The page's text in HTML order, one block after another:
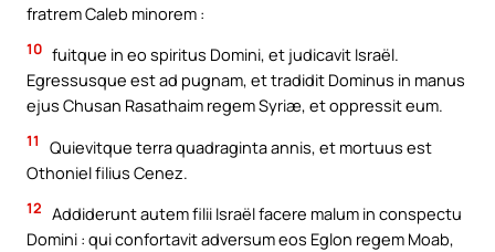
fratrem Caleb minorem :
10 fuitque in eo spiritus Domini, et judicavit Israël.
Egressusque est ad pugnam, et tradidit Dominus in manus
ejus Chusan Rasathaim regem Syriæ, et oppressit eum.
11
Quievitque terra quadraginta annis, et mortuus est
Othoniel filius Cenez.
12 Addiderunt autem filii Israël facere malum in conspectu
Domini : qui confortavit adversum eos Eglon regem Moab,